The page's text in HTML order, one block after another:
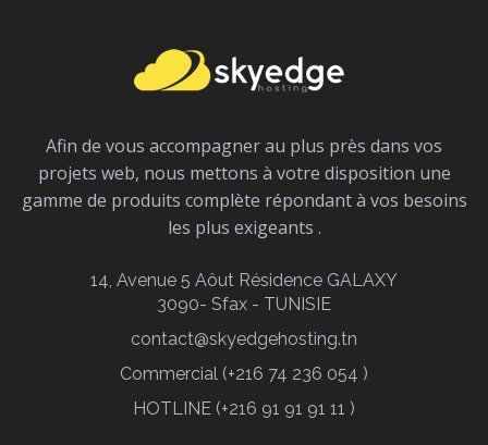
Afin de vous accompagner au plus près dans vos
projets web, nous mettons à votre disposition une
gamme de produits complète répondant à vos besoins
les plus exigeants .
14, Avenue 5 Aôut Résidence GALAXY
3090- Sfax - TUNISIE
contact@skyedgehosting.tn
Commercial (+216 74 236 054 )
HOTLINE (+216 91 91 91 11 )